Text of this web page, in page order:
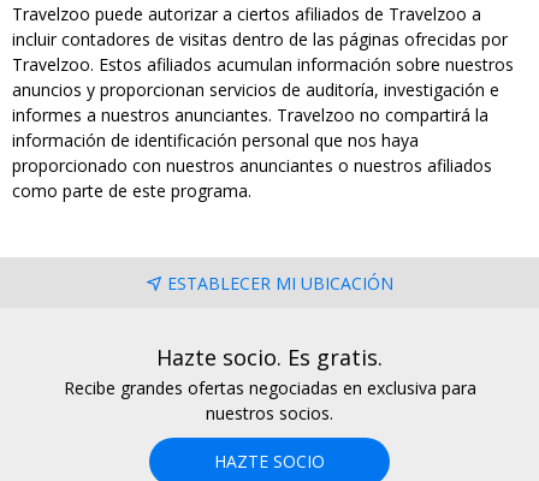
Travelzoo puede autorizar a ciertos afiliados de Travelzoo a
incluir contadores de visitas dentro de las páginas ofrecidas por
Travelzoo. Estos afiliados acumulan información sobre nuestros
anuncios y proporcionan servicios de auditoría, investigación e
informes a nuestros anunciantes. Travelzoo no compartirá la
información de identificación personal que nos haya
proporcionado con nuestros anunciantes o nuestros afiliados
como parte de este programa.
ESTABLECER MI UBICACIÓN
Hazte socio. Es gratis.
Recibe grandes ofertas negociadas en exclusiva para
nuestros socios.
HAZTE SOCIO